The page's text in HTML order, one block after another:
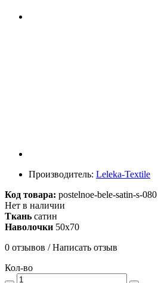
Производитель: Leleka-Textile
Код товара: postelnoe-bele-satin-s-080
Нет в наличии
Ткань сатин
Наволочки 50х70
0 отзывов /Написать отзыв
Кол-во